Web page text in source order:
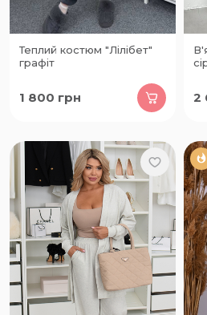
Теплий костюм "Лілібет"
графіт
1 800 грн 2